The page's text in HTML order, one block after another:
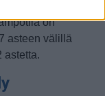
on
asteen välillä
astetta.